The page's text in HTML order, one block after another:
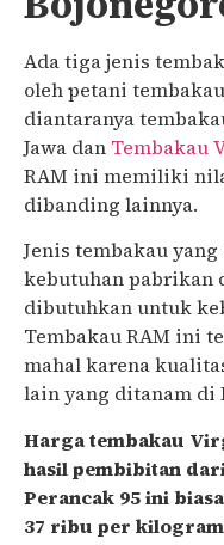
Ada tiga jenis
oleh petani
diantaranya
Jawa dan Tembakau
RAM ini memiliki
dibanding lainnya.
Jenis tembakau
kebutuhan pabrikan
dibutuhkan untuk
Tembakau RAM ini
mahal karena
lain yang ditanam di
Harga tembakau
hasil pembibitan
Perancak 95 ini
37 ribu per